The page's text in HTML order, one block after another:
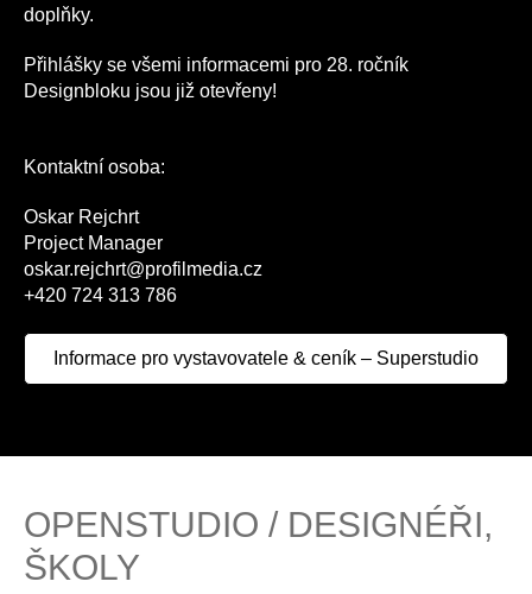
doplňky.
Přihlášky se všemi informacemi pro 28. ročník
Designbloku jsou již otevřeny!
Kontaktní osoba:
Oskar Rejchrt
Project Manager
oskar.rejchrt@profilmedia.cz
+420 724 313 786
Informace pro vystavovatele & ceník – Superstudio
OPENSTUDIO / DESIGNÉŘI,
ŠKOLY